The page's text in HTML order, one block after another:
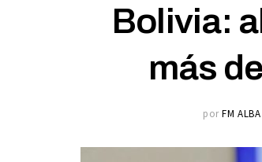
Bolivia:
más
por FM ALBA